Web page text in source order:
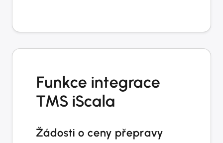
Funkce integrace
TMS iScala
Žádosti o ceny přepravy